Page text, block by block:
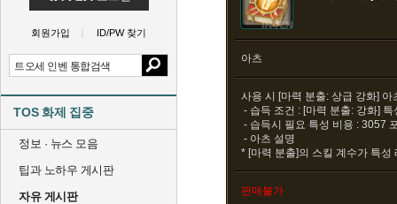
회원가입 ID/PW 찾기
TOS 화제 집중
정보 · 뉴스 모음
팁과 노하우 게시판
자유 게시판
아츠
사용 시 [마력 분출: 상급 강화]
- 습득 조건 : [마력 분출: 강화]
- 습득시 필요 특성 비용 : 3057
- 아츠 설명
* [마력 분출]의 스킬 계수가 특성
판매불가